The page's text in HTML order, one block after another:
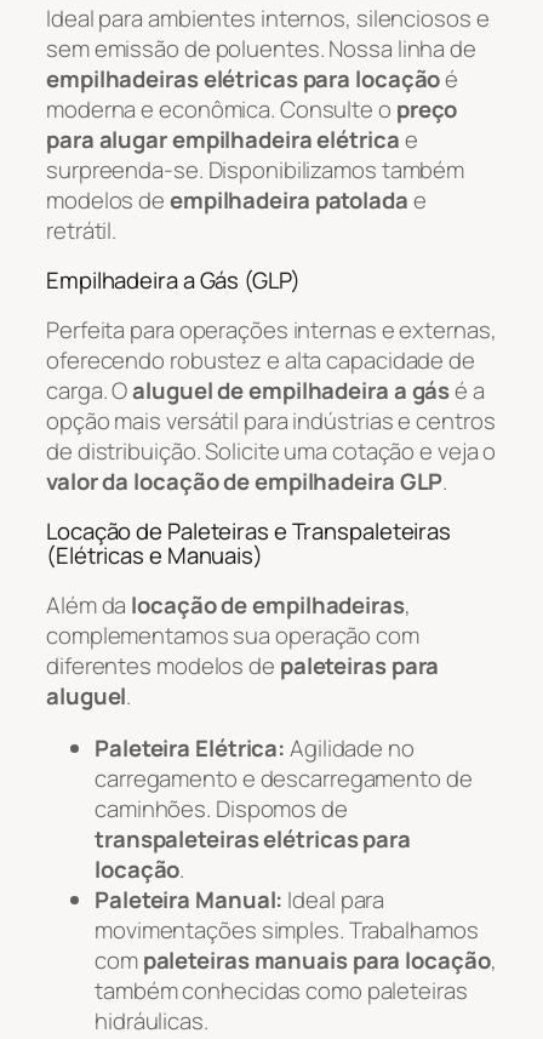
Ideal para ambientes internos, silenciosos e
sem emissão de poluentes. Nossa linha de
empilhadeiras elétricas para locaçãoé
moderna e econômica. Consulte o preço
para alugar empilhadeira elétricae
surpreenda-se. Disponibilizamos também
modelos deempilhadeira patoladae
retrátil.
Empilhadeira a Gás (GLP)
Perfeita para operações internas e externas,
oferecendo robustez e alta capacidade de
carga. Oaluguel de empilhadeira a gásé a
opção mais versátil para indústrias e centros
de distribuição. Solicite uma cotação e veja o
valor da locação de empilhadeira GLP.
Locação de Paleteiras e Transpaleteiras
(Elétricas e Manuais)
Além da locação de empilhadeiras,
complementamos sua operação com
diferentes modelos de paleteiras para
aluguel.
Paleteira Elétrica:Agilidade no
carregamento e descarregamento de
caminhões. Dispomos de
transpaleteiras elétricas para
locação.
Paleteira Manual: Ideal para
movimentações simples. Trabalhamos
compaleteiras manuais para locação,
também conhecidas como paleteiras
hidráulicas.